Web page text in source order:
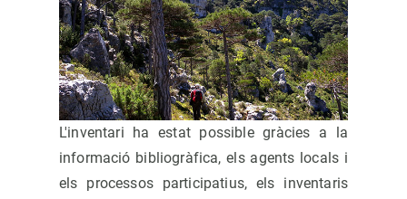
L'inventari ha estat possible gràcies a la
informació bibliogràfica, els agents locals i
els processos participatius, els inventaris